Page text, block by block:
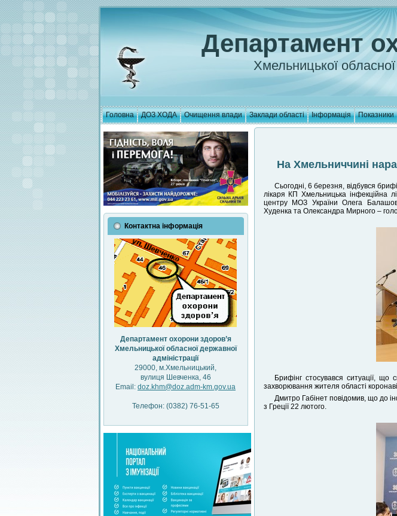
Департамент
Хмельницької обласної
Головна ДОЗ ХОДА Очищення влади Заклади області Інформація Показники
Контактна інформація
Департамент охорони здоров’я
Хмельницької обласної державної
адміністрації
29000, м.Хмельницький,
вулиця Шевченка, 46
Email: doz.khm@doz.adm-km.gov.ua
Телефон: (0382) 76-51-65
На Хмельниччині
Сьогодні, 6 березня, відбувся
лікаря КП Хмельницька інфекційна
центру МОЗ України Олега
Худенка та Олександра Мирного –
Брифінг стосувався ситуації,
захворювання жителя області
Дмитро Габінет повідомив, що до
з Греції 22 лютого.